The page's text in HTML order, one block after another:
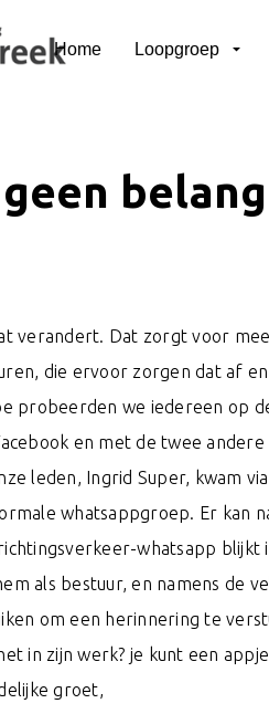
Home Loopgroep
verandert. Dat zorgt voor
die ervoor zorgen dat af
probeerden we iedereen op
en met de twee
leden, Ingrid Super, kwam
whatsappgroep. Er kan
whatsapp blijkt
als bestuur, en namens de
om een herinnering te
in zijn werk? je kunt een
groet,